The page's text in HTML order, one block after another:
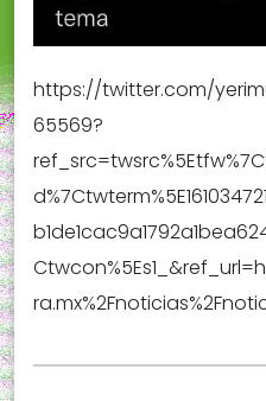
https://twitter.com/
65569?